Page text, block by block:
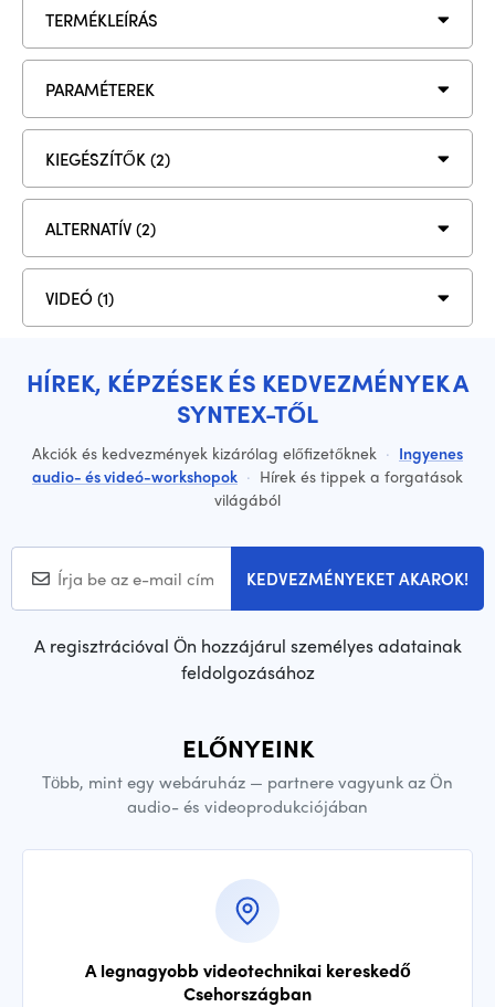
TERMÉKLEÍRÁS
PARAMÉTEREK
KIEGÉSZÍTŐK (2)
ALTERNATÍV (2)
VIDEÓ (1)
HÍREK, KÉPZÉSEK ÉS KEDVEZMÉNYEK A
SYNTEX-TŐL
Akciók és kedvezmények kizárólag előfizetőknek · Ingyenes
audio- és videó-workshopok · Hírek és tippek a forgatások
világából
KEDVEZMÉNYEKET AKAROK!
A regisztrációval Ön hozzájárul személyes adatainak
feldolgozásához
ELŐNYEINK
Több, mint egy webáruház — partnere vagyunk az Ön
audio- és videoprodukciójában
A legnagyobb videotechnikai kereskedő
Csehországban